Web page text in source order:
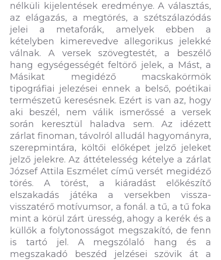
nélküli kijelentések eredménye. A választás,
az elágazás, a megtörés, a szétszálazódás
jelei a metaforák, amelyek ebben a
kételyben kimerevedve allegorikus jelekké
válnak. A versek szövegtestét, a beszélő
hang egységességét feltörő jelek, a Mást, a
Másikat megidéző macskakörmök
tipográfiai jelezései ennek a belső, poétikai
természetű keresésnek. Ezért is van az, hogy
aki beszél, nem válik ismerőssé a versek
során keresztül haladva sem. Az idézett
zárlat finoman, távolról alludál hagyományra,
szerepmintára, költői előképet jelző jeleket
jelző jelekre. Az áttételesség kételye a zárlat
József Attila Eszmélet című versét megidéző
törés. A törést, a kiáradást előkészítő
elszakadás játéka a versekben vissza-
visszatérő motívumsor, a fonál. a tű, a tű foka
mint a körül zárt üresség, ahogy a kerék és a
küllők a folytonosságot megszakító, de fenn
is tartó jel. A megszólaló hang és a
megszakadó beszéd jelzései szövik át a